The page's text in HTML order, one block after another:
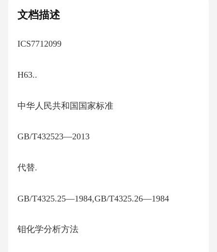
文档描述
ICS7712099
H63..
中华人民共和国国家标准
GB/T432523—2013
代替.
GB/T4325.25—1984,GB/T4325.26—1984
钼化学分析方法